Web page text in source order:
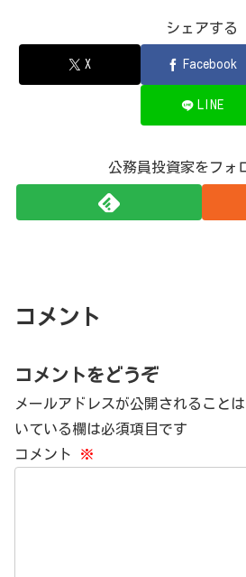
シェアする
X Facebook
LINE
公務員投資家をフォ
コメント
コメントをどうぞ
メールアドレスが公開されることは
いている欄は必須項目です
コメント
※